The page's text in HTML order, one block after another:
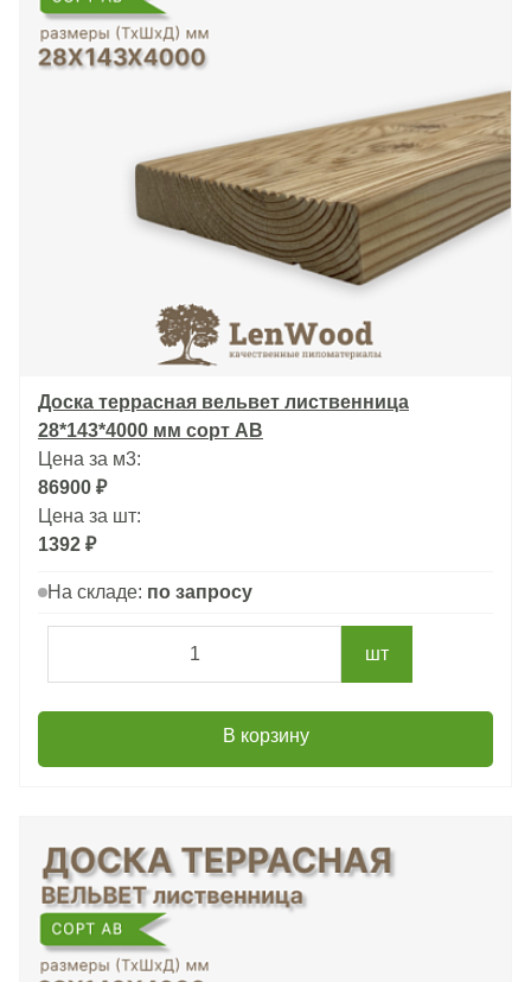
Доска террасная вельвет лиственница
28*143*4000 мм сорт АВ
Цена за м3:
86900 ₽
Цена за шт:
1392 ₽
На складе: по запросу
шт
В корзину